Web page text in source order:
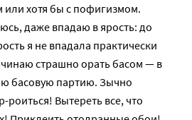
или хотя бы с пофигизмом.
даже впадаю в ярость: до
я не впадала практически
страшно орать басом — в
басовую партию. Зычно
роиться! Вытереть все, что